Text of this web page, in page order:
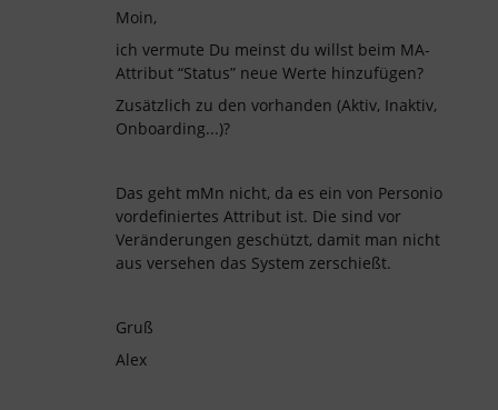
Moin,
ich vermute Du meinst du willst beim MA-
Attribut “Status” neue Werte hinzufügen?
Zusätzlich zu den vorhanden (Aktiv, Inaktiv,
Onboarding...)?
Das geht mMn nicht, da es ein von Personio
vordefiniertes Attribut ist. Die sind vor
Veränderungen geschützt, damit man nicht
aus versehen das System zerschießt.
Gruß
Alex